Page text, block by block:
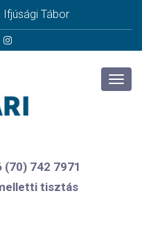
Ifjúsági Tábor
(70) 742 7971
tisztás